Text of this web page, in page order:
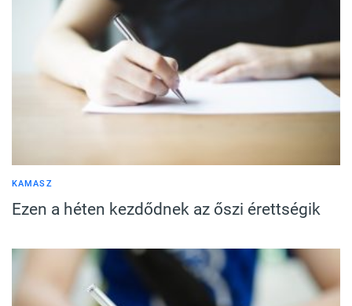
KAMASZ
Ezen a héten kezdődnek az őszi érettségik